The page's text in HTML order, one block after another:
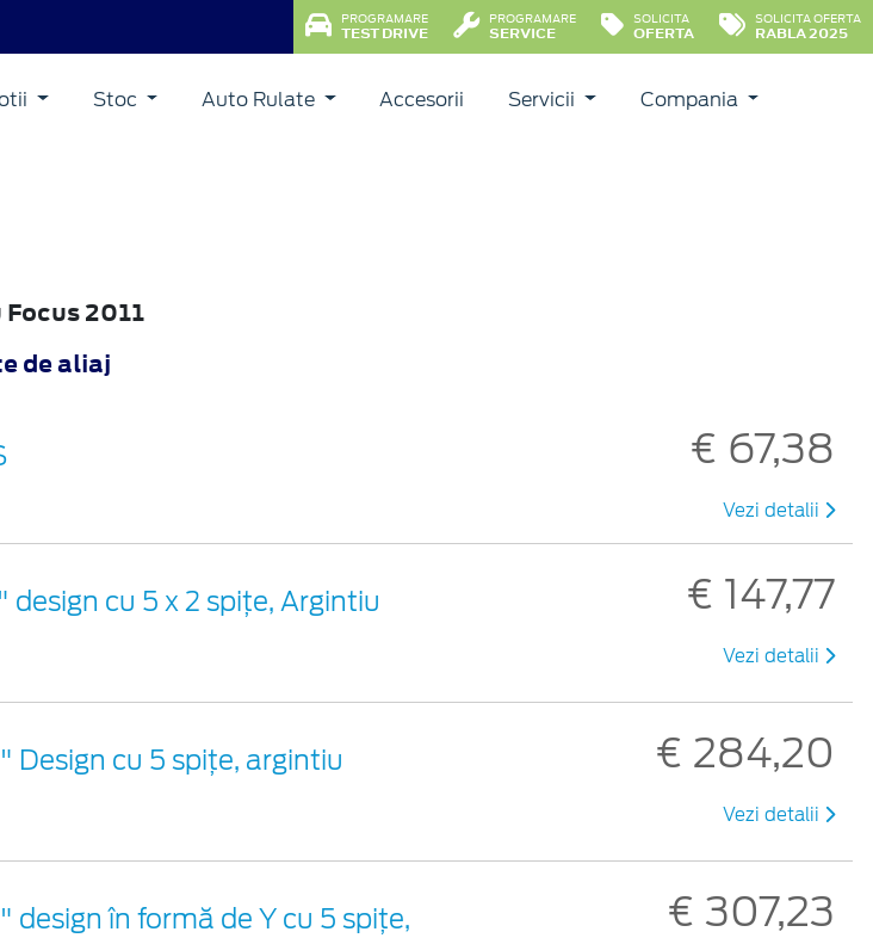
PROGRAMARE
TEST DRIVE
PROGRAMARE
SERVICE
SOLICITA
OFERTA
SOLICITA OFERTA
RABLA 2025
Stoc Auto Rulate Accesorii Servicii Compania
2011
de aliaj
€ 67,38
Vezi detalii
design cu 5 x 2 spiţe, Argintiu € 147,77
Vezi detalii
Design cu 5 spiţe, argintiu € 284,20
Vezi detalii
design în formă de Y cu 5 spiţe,
€ 307,23